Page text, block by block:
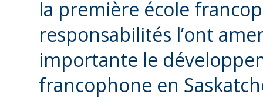
la première école
responsabilités l’ont
importante le
francophone en